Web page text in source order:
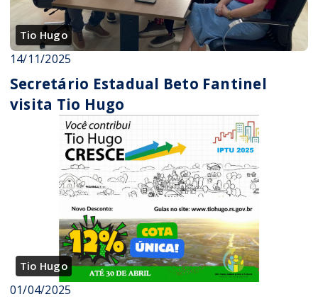
Tio Hugo
14/11/2025
Secretário Estadual Beto Fantinel
visita Tio Hugo
Tio Hugo
01/04/2025